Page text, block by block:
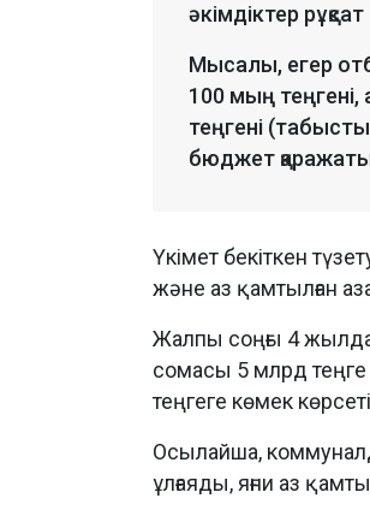
әкімдіктер
Мысалы, егер
100 мың
теңгені
бюджет қаражаты
Үкімет бекіткен
және аз қамтылған
Жалпы соңғы 4 жылда
сомасы 5 млрд
теңгеге көмек
Осылайша,
ұлғаяды, яғни аз